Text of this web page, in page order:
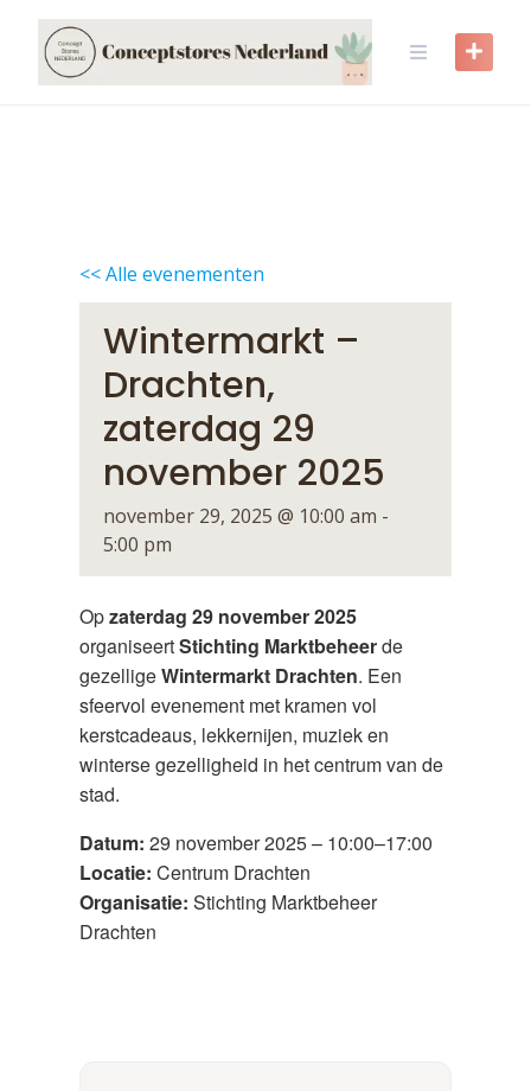
content
<< Alle evenementen
Wintermarkt –
Drachten,
zaterdag 29
november 2025
november 29, 2025 @ 10:00 am -
5:00 pm
Opzaterdag 29 november 2025
organiseertStichting Marktbeheerde
gezelligeWintermarkt Drachten. Een
sfeervol evenement met kramen vol
kerstcadeaus, lekkernijen, muziek en
winterse gezelligheid in het centrum van de
stad.
Datum: 29 november 2025 – 10:00–17:00
Locatie: Centrum Drachten
Organisatie: Stichting Marktbeheer
Drachten